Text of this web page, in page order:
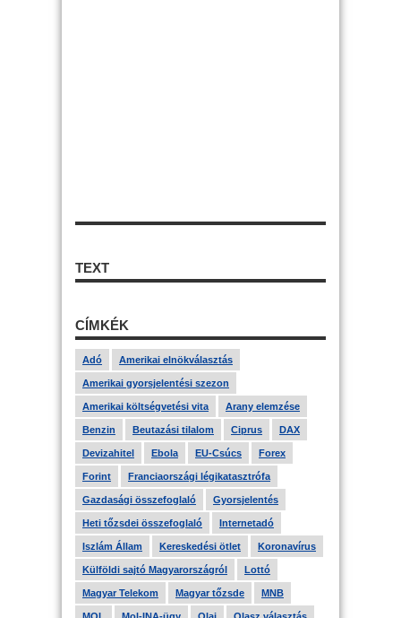
TEXT
CÍMKÉK
Adó Amerikai elnökválasztás
Amerikai gyorsjelentési szezon
Amerikai költségvetési vita Arany elemzése
Benzin Beutazási tilalom Ciprus DAX
Devizahitel Ebola EU-Csúcs Forex
Forint Franciaországi légikatasztrófa
Gazdasági összefoglaló Gyorsjelentés
Heti tőzsdei összefoglaló Internetadó
Iszlám Állam Kereskedési ötlet Koronavírus
Külföldi sajtó Magyarországról Lottó
Magyar Telekom Magyar tőzsde MNB